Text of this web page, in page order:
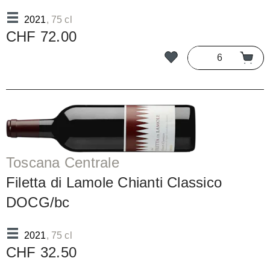
2021, 75 cl
CHF 72.00
Toscana Centrale
Filetta di Lamole Chianti Classico
DOCG/bc
2021, 75 cl
CHF 32.50